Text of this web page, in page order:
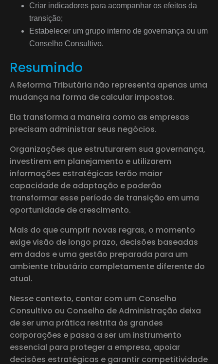
Criar indicadores para acompanhar os efeitos da
transição;
Estabelecer um grupo interno de governança ou um
Conselho Consultivo.
Resumindo
A Reforma Tributária não representa apenas uma
mudança na forma de calcular impostos.
Ela transforma a maneira como as empresas
precisam administrar seus negócios.
Organizações que estruturarem sua governança,
investirem em planejamento e utilizarem
informações estratégicas terão maior
capacidade de adaptação e poderão
transformar esse período de transição em uma
oportunidade de crescimento.
Mais do que cumprir novas regras, o momento
exige visão de longo prazo, decisões baseadas
em dados e uma gestão preparada para um
ambiente tributário completamente diferente do
atual.
Nesse contexto, contar com um Conselho
Consultivo ou Conselho de Administração deixa
de ser uma prática restrita às grandes
corporações e passa a ser um instrumento
essencial para proteger a empresa, apoiar
decisões estratégicas e garantir competitividade